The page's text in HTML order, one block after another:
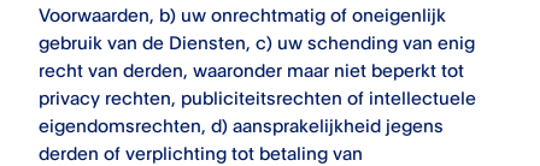
Voorwaarden, b) uw onrechtmatig of oneigenlijk
gebruik van de Diensten, c) uw schending van enig
recht van derden, waaronder maar niet beperkt tot
privacy rechten, publiciteitsrechten of intellectuele
eigendomsrechten, d) aansprakelijkheid jegens
derden of verplichting tot betaling van